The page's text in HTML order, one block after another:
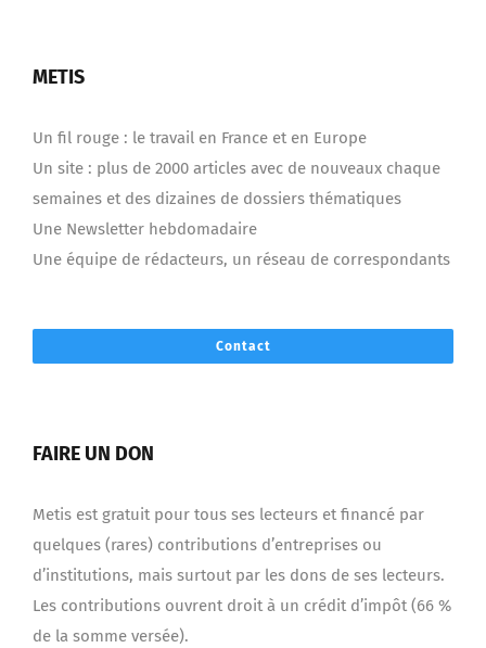
METIS
Un fil rouge : le travail en France et en Europe
Un site : plus de 2000 articles avec de nouveaux chaque
semaines et des dizaines de dossiers thématiques
Une Newsletter hebdomadaire
Une équipe de rédacteurs, un réseau de correspondants
Contact
FAIRE UN DON
Metis est gratuit pour tous ses lecteurs et financé par
quelques (rares) contributions d’entreprises ou
d’institutions, mais surtout par les dons de ses lecteurs.
Les contributions ouvrent droit à un crédit d’impôt (66 %
de la somme versée).